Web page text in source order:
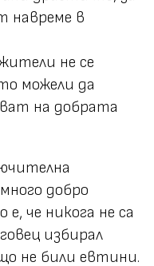
навреме в
не се
можели да
на добрата
добро
че никога не са
избирал
не били евтини.